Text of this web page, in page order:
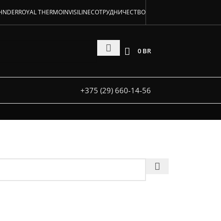
под заказ
ROYAL THERMOINVISILINEСОТРУДНИЧЕСТВО
0 BR
+375 (29) 660-14-56